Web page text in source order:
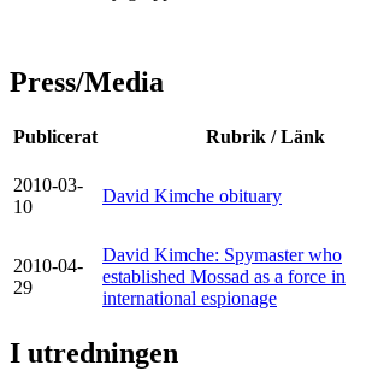
Press/Media
Publicerat Rubrik / Länk
2010-03-
10
David Kimche obituary
2010-04-
29
David Kimche: Spymaster who
established Mossad as a force in
international espionage
I utredningen